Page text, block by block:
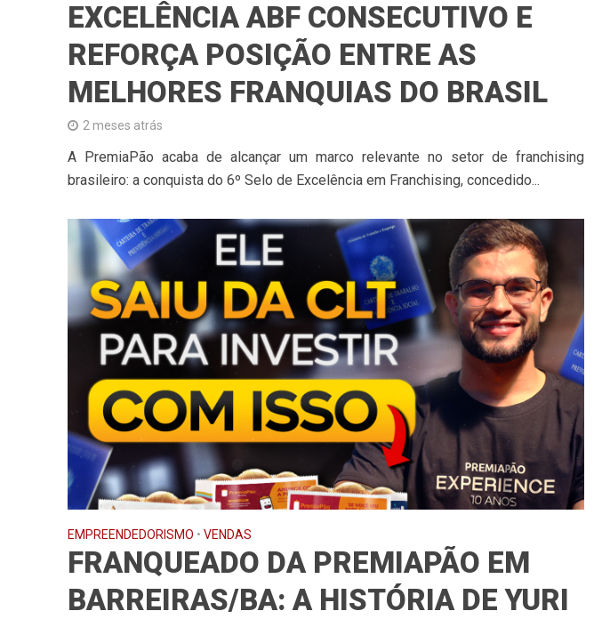
EXCELÊNCIA ABF CONSECUTIVO E
REFORÇA POSIÇÃO ENTRE AS
MELHORES FRANQUIAS DO BRASIL
2 meses atrás
A PremiaPão acaba de alcançar um marco relevante no setor de franchising
brasileiro: a conquista do 6º Selo de Excelência em Franchising, concedido...
EMPREENDEDORISMO • VENDAS
FRANQUEADO DA PREMIAPÃO EM
BARREIRAS/BA: A HISTÓRIA DE YURI